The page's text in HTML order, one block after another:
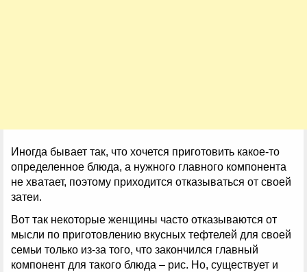
Иногда бывает так, что хочется приготовить какое-то
определенное блюда, а нужного главного компонента
не хватает, поэтому приходится отказываться от своей
затеи.
Вот так некоторые женщины часто отказываются от
мысли по приготовлению вкусных тефтелей для своей
семьи только из-за того, что закончился главный
компонент для такого блюда – рис. Но, существует и